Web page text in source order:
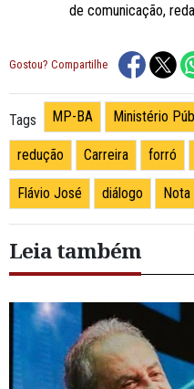
de comunicação,
Gostou? Compartilhe
Tags MP-BA Ministério
redução Carreira forró
Flávio José diálogo Nota
Leia também